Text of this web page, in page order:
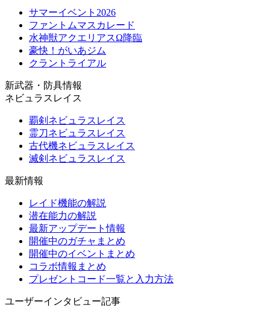
サマーイベント2026
ファントムマスカレード
水神獣アクエリアスΩ降臨
豪快！がいあジム
クラントライアル
新武器・防具情報
ネビュラスレイス
覇剣ネビュラスレイス
霊刀ネビュラスレイス
古代機ネビュラスレイス
滅剣ネビュラスレイス
最新情報
レイド機能の解説
潜在能力の解説
最新アップデート情報
開催中のガチャまとめ
開催中のイベントまとめ
コラボ情報まとめ
プレゼントコード一覧と入力方法
ユーザーインタビュー記事